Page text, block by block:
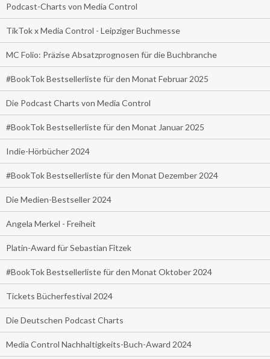
Podcast-Charts von Media Control
TikTok x Media Control - Leipziger Buchmesse
MC Folio: Präzise Absatzprognosen für die Buchbranche
#BookTok Bestsellerliste für den Monat Februar 2025
Die Podcast Charts von Media Control
#BookTok Bestsellerliste für den Monat Januar 2025
Indie-Hörbücher 2024
#BookTok Bestsellerliste für den Monat Dezember 2024
Die Medien-Bestseller 2024
Angela Merkel - Freiheit
Platin-Award für Sebastian Fitzek
#BookTok Bestsellerliste für den Monat Oktober 2024
Tickets Bücherfestival 2024
Die Deutschen Podcast Charts
Media Control Nachhaltigkeits-Buch-Award 2024